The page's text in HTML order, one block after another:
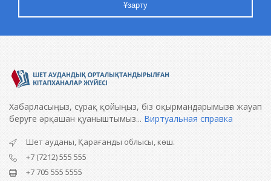
Ұзарту
Хабарласыңыз, сұрақ қойыңыз, біз оқырмандарымызға жауап
беруге әрқашан қуаныштымыз... Виртуальная справка
Шет ауданы, Қарағанды облысы, көш.
+7 (7212) 555 555
+7 705 555 5555